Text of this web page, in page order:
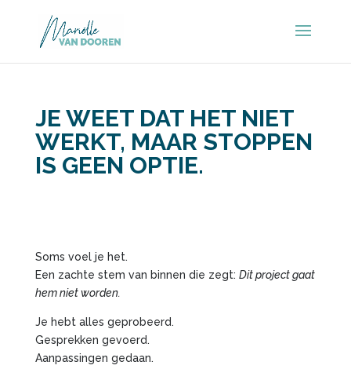
JE WEET DAT HET NIET
WERKT, MAAR STOPPEN
IS GEEN OPTIE.
Soms voel je het.
Een zachte stem van binnen die zegt: Dit project gaat
hem niet worden.
Je hebt alles geprobeerd.
Gesprekken gevoerd.
Aanpassingen gedaan.